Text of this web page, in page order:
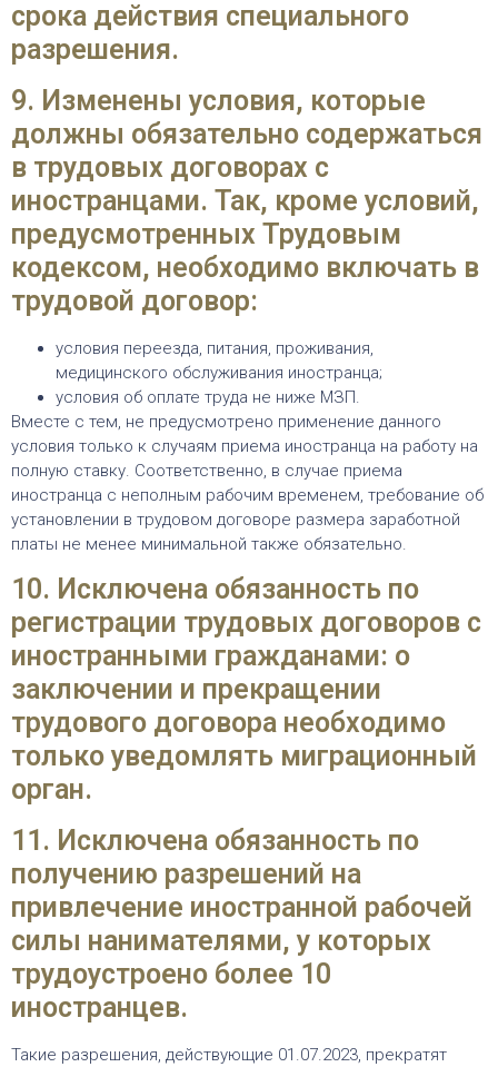
срока действия специального
разрешения.
9. Изменены условия, которые
должны обязательно содержаться
в трудовых договорах с
иностранцами. Так, кроме условий,
предусмотренных Трудовым
кодексом, необходимо включать в
трудовой договор:
условия переезда, питания, проживания,
медицинского обслуживания иностранца;
условия об оплате труда не ниже МЗП.
Вместе с тем, не предусмотрено применение данного
условия только к случаям приема иностранца на работу на
полную ставку. Соответственно, в случае приема
иностранца с неполным рабочим временем, требование об
установлении в трудовом договоре размера заработной
платы не менее минимальной также обязательно.
10. Исключена обязанность по
регистрации трудовых договоров с
иностранными гражданами: о
заключении и прекращении
трудового договора необходимо
только уведомлять миграционный
орган.
11. Исключена обязанность по
получению разрешений на
привлечение иностранной рабочей
силы нанимателями, у которых
трудоустроено более 10
иностранцев.
Такие разрешения, действующие 01.07.2023, прекратят